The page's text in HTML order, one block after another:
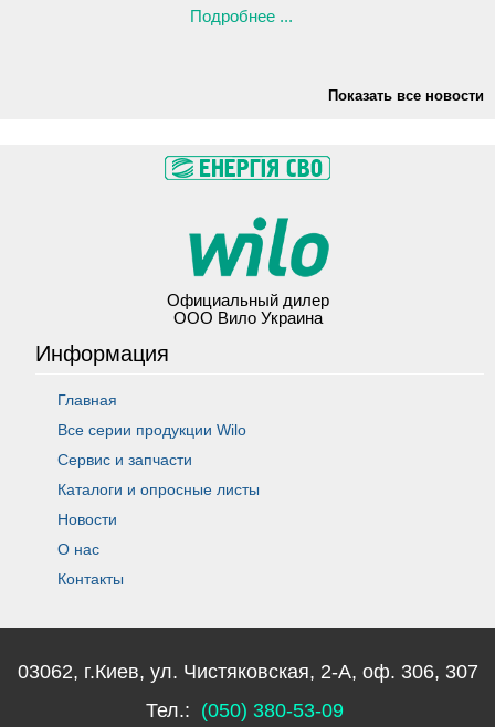
Подробнее ...
Показать все новости
Официальный дилер
ООО Вило Украина
Информация
Главная
Все серии продукции Wilo
Сервис и запчасти
Каталоги и опросные листы
Новости
О нас
Контакты
03062, г.Киев, ул. Чистяковская, 2-А, оф. 306, 307
Тел.: (050) 380-53-09